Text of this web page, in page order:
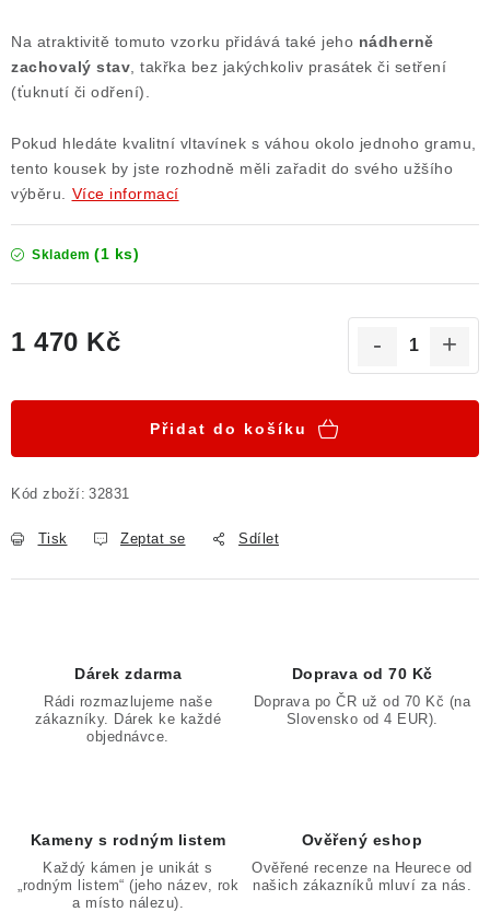
Na atraktivitě tomuto vzorku přidává také jeho nádherně
zachovalý stav , takřka bez jakýchkoliv prasátek či setření
(ťuknutí či odření).
Pokud hledáte kvalitní vltavínek s váhou okolo jednoho gramu,
tento kousek by jste rozhodně měli zařadit do svého užšího
výběru.
Více informací
Skladem (1 ks)
1 470 Kč
Přidat do košíku
Kód zboží: 32831
Tisk Zeptat se Sdílet
Dárek zdarma
Rádi rozmazlujeme naše
zákazníky. Dárek ke každé
objednávce.
Doprava od 70 Kč
Doprava po ČR už od 70 Kč (na
Slovensko od 4 EUR).
Kameny s rodným listem
Každý kámen je unikát s
„rodným listem“ (jeho název, rok
a místo nálezu).
Ověřený eshop
Ověřené recenze na Heurece od
našich zákazníků mluví za nás.